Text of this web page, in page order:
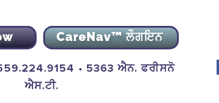
CareNav™ ਲੌਗਇਨ
• 5363 ਐਨ. ਫਰੀਸਨੋ
ਐਸ.ਟੀ.